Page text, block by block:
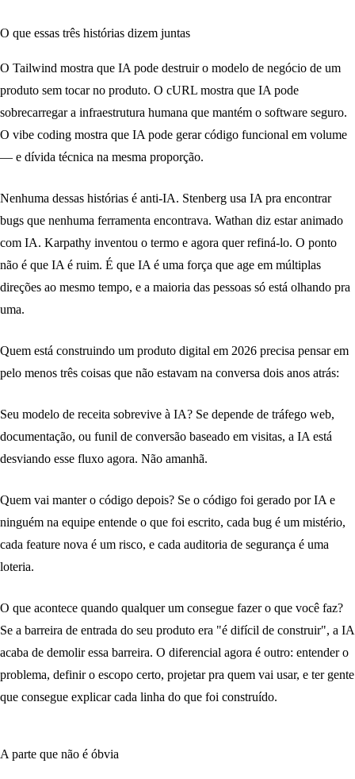
O que essas três histórias dizem juntas
O Tailwind mostra que IA pode destruir o modelo de negócio de um
produto sem tocar no produto. O cURL mostra que IA pode
sobrecarregar a infraestrutura humana que mantém o software seguro.
O vibe coding mostra que IA pode gerar código funcional em volume
— e dívida técnica na mesma proporção.
Nenhuma dessas histórias é anti-IA. Stenberg usa IA pra encontrar
bugs que nenhuma ferramenta encontrava. Wathan diz estar animado
com IA. Karpathy inventou o termo e agora quer refiná-lo. O ponto
não é que IA é ruim. É que IA é uma força que age em múltiplas
direções ao mesmo tempo, e a maioria das pessoas só está olhando pra
uma.
Quem está construindo um produto digital em 2026 precisa pensar em
pelo menos três coisas que não estavam na conversa dois anos atrás:
Seu modelo de receita sobrevive à IA? Se depende de tráfego web,
documentação, ou funil de conversão baseado em visitas, a IA está
desviando esse fluxo agora. Não amanhã.
Quem vai manter o código depois? Se o código foi gerado por IA e
ninguém na equipe entende o que foi escrito, cada bug é um mistério,
cada feature nova é um risco, e cada auditoria de segurança é uma
loteria.
O que acontece quando qualquer um consegue fazer o que você faz?
Se a barreira de entrada do seu produto era "é difícil de construir", a IA
acaba de demolir essa barreira. O diferencial agora é outro: entender o
problema, definir o escopo certo, projetar pra quem vai usar, e ter gente
que consegue explicar cada linha do que foi construído.
A parte que não é óbvia